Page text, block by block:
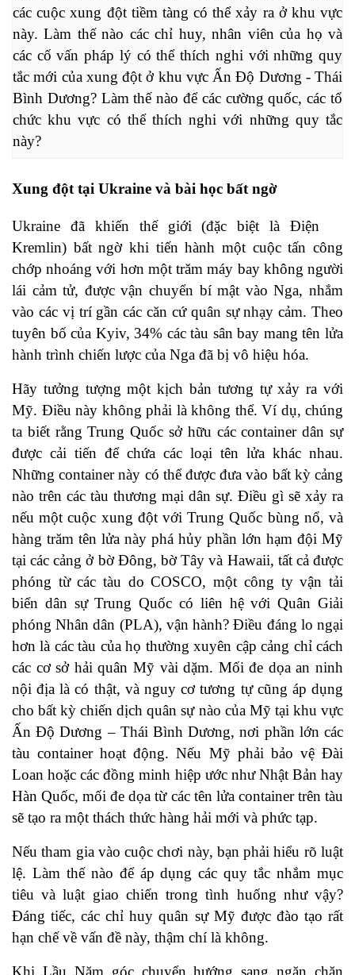
các cuộc xung đột tiềm tàng có thể xảy ra ở khu vực
này. Làm thế nào các chỉ huy, nhân viên của họ và
các cố vấn pháp lý có thể thích nghi với những quy
tắc mới của xung đột ở khu vực Ấn Độ Dương - Thái
Bình Dương? Làm thế nào để các cường quốc, các tổ
chức khu vực có thể thích nghi với những quy tắc
này?
Xung đột tại Ukraine và bài học bất ngờ
Ukraine đã khiến thế giới (đặc biệt là Điện
Kremlin) bất ngờ khi tiến hành một cuộc tấn công
chớp nhoáng với hơn một trăm máy bay không người
lái cảm tử, được vận chuyển bí mật vào Nga, nhắm
vào các vị trí gần các căn cứ quân sự nhạy cảm. Theo
tuyên bố của Kyiv, 34% các tàu sân bay mang tên lửa
hành trình chiến lược của Nga đã bị vô hiệu hóa.
Hãy tưởng tượng một kịch bản tương tự xảy ra với
Mỹ. Điều này không phải là không thể. Ví dụ, chúng
ta biết rằng Trung Quốc sở hữu các container dân sự
được cải tiến để chứa các loại tên lửa khác nhau.
Những container này có thể được đưa vào bất kỳ cảng
nào trên các tàu thương mại dân sự. Điều gì sẽ xảy ra
nếu một cuộc xung đột với Trung Quốc bùng nổ, và
hàng trăm tên lửa này phá hủy phần lớn hạm đội Mỹ
tại các cảng ở bờ Đông, bờ Tây và Hawaii, tất cả được
phóng từ các tàu do COSCO, một công ty vận tải
biển dân sự Trung Quốc có liên hệ với Quân Giải
phóng Nhân dân (PLA), vận hành? Điều đáng lo ngại
hơn là các tàu của họ thường xuyên cập cảng chỉ cách
các cơ sở hải quân Mỹ vài dặm. Mối đe dọa an ninh
nội địa là có thật, và nguy cơ tương tự cũng áp dụng
cho bất kỳ chiến dịch quân sự nào của Mỹ tại khu vực
Ấn Độ Dương – Thái Bình Dương, nơi phần lớn các
tàu container hoạt động. Nếu Mỹ phải bảo vệ Đài
Loan hoặc các đồng minh hiệp ước như Nhật Bản hay
Hàn Quốc, mối đe dọa từ các tên lửa container trên tàu
sẽ tạo ra một thách thức hàng hải mới và phức tạp.
Nếu tham gia vào cuộc chơi này, bạn phải hiểu rõ luật
lệ. Làm thế nào để áp dụng các quy tắc nhắm mục
tiêu và luật giao chiến trong tình huống như vậy?
Đáng tiếc, các chỉ huy quân sự Mỹ được đào tạo rất
hạn chế về vấn đề này, thậm chí là không.
Khi Lầu Năm góc chuyển hướng sang ngăn chặn